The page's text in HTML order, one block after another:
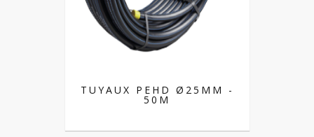
TUYAUX PEHD Ø25MM -
50M